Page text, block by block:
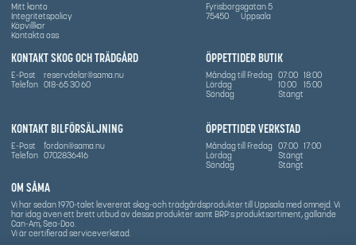
Mitt konto
Integritetspolicy
Köpvillkor
Kontakta oss
ÖPPETTIDER BUTIK
Måndag till Fredag 07:00 18:00
Lördag
10:00
15:00
Söndag
Stängt
ÖPPETTIDER VERKSTAD
Måndag till Fredag 07:00 17:00
Lördag
Stängt
Söndag
Stängt
Fyrisborgsgatan 5
75450
Uppsala
KONTAKT SKOG OCH TRÄDGÅRD
E-Post
reservdelar@sama.nu
Telefon 018-65 30 60
KONTAKT BILFÖRSÄLJNING
E-Post
fordon@sama.nu
Telefon 0702836416
OM SÅMA
Vi har sedan 1970-talet levererat skog-och trädgårdsprodukter till Uppsala med omnejd. Vi
har idag även ett brett utbud av dessa produkter samt BRP:s produktsortiment, gällande
Can-Am, Sea-Doo.
Vi är certifierad serviceverkstad.